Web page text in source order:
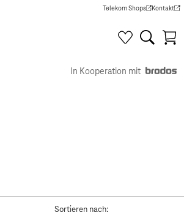
Telekom Shops
(Wird in einem neuen Tab
Kontakt
(Wird in
In Kooperation mit
Sortieren nach: